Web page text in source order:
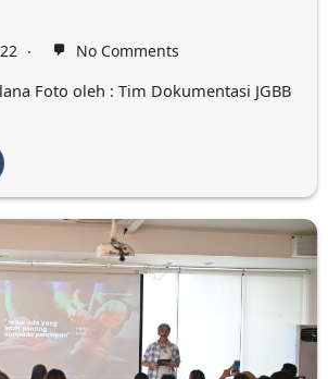
No Comments
Foto oleh : Tim Dokumentasi JGBB